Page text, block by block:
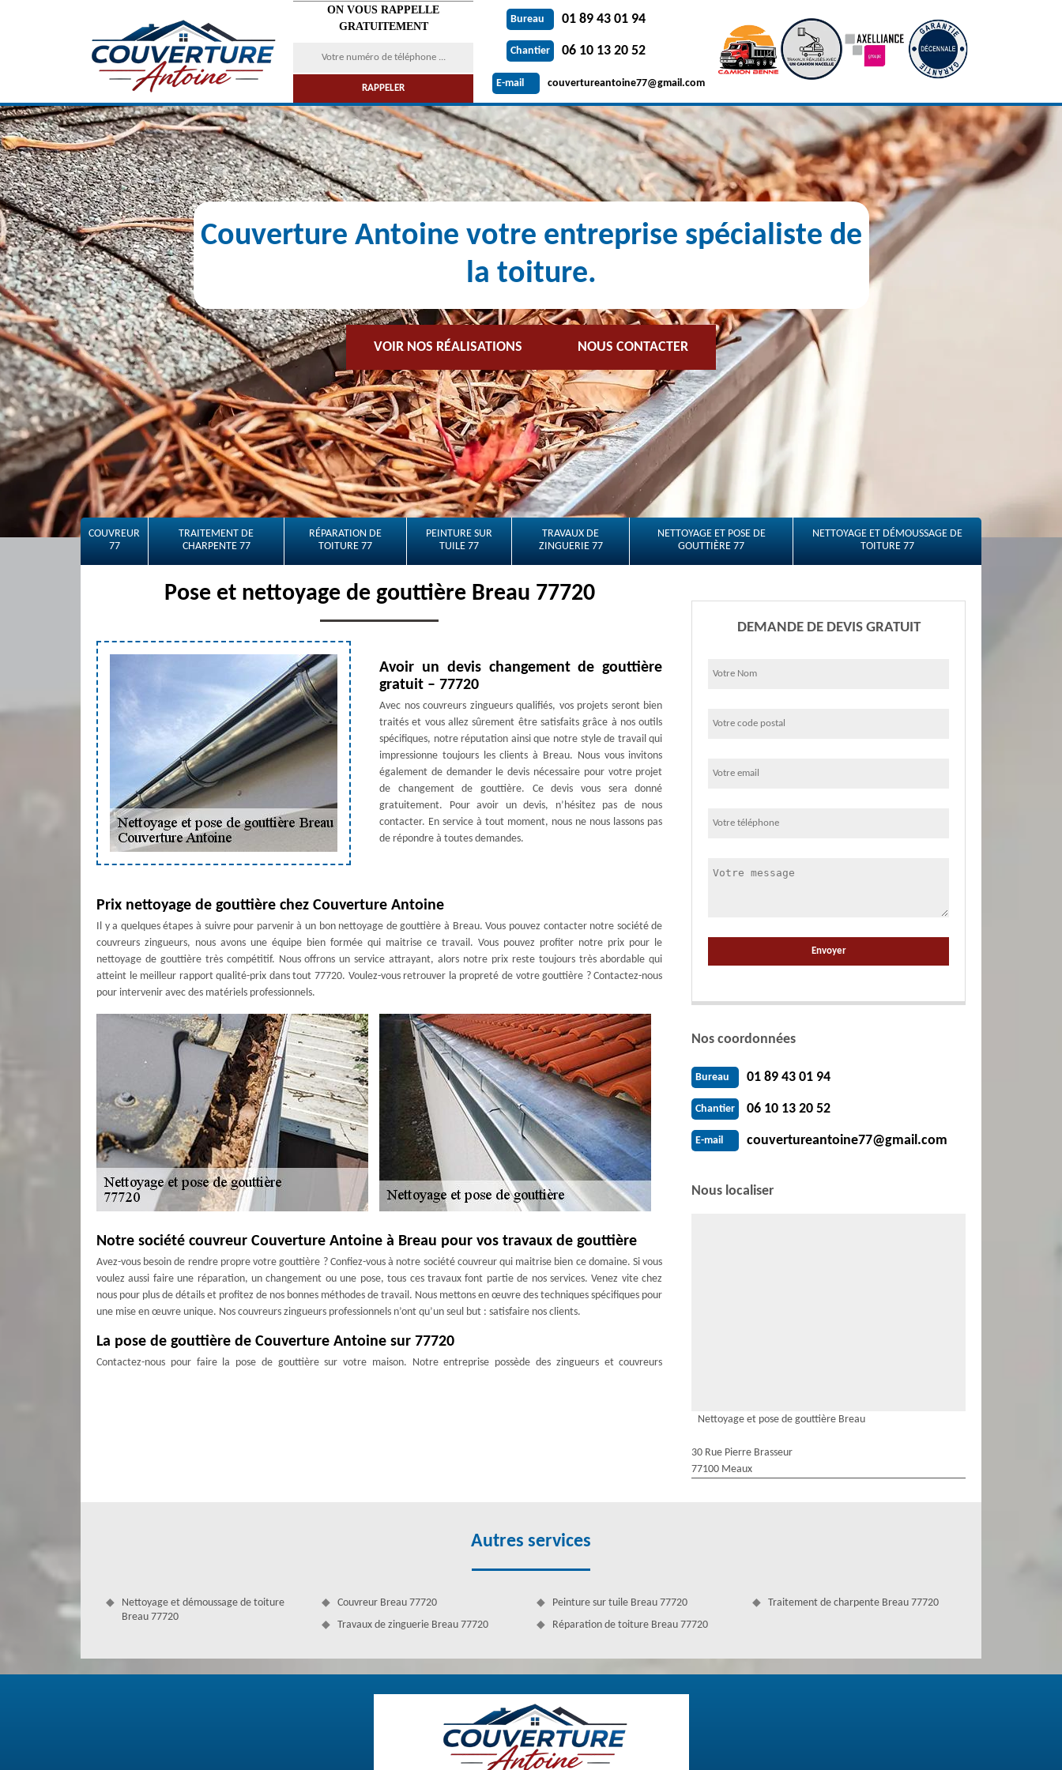
ON VOUS RAPPELLE
GRATUITEMENT
Bureau 01 89 43 01 94
Chantier 06 10 13 20 52
E-mail couvertureantoine77@gmail.com
Couverture Antoine votre entreprise spécialiste de
la toiture.
VOIR NOS RÉALISATIONS NOUS CONTACTER
COUVREUR
77
TRAITEMENT DE
CHARPENTE 77
RÉPARATION DE
TOITURE 77
PEINTURE SUR
TUILE 77
TRAVAUX DE
ZINGUERIE 77
NETTOYAGE ET POSE DE
GOUTTIÈRE 77
NETTOYAGE ET DÉMOUSSAGE DE
TOITURE 77
Pose et nettoyage de gouttière Breau 77720
Avoir un devis changement de gouttière
gratuit – 77720
Avec nos couvreurs zingueurs qualifiés, vos projets seront bien
traités et vous allez sûrement être satisfaits grâce à nos outils
spécifiques, notre réputation ainsi que notre style de travail qui
impressionne toujours les clients à Breau. Nous vous invitons
également de demander le devis nécessaire pour votre projet
de changement de gouttière. Ce devis vous sera donné
gratuitement. Pour avoir un devis, n’hésitez pas de nous
contacter. En service à tout moment, nous ne nous lassons pas
de répondre à toutes demandes.
Prix nettoyage de gouttière chez Couverture Antoine
Il y a quelques étapes à suivre pour parvenir à un bon nettoyage de gouttière à Breau. Vous pouvez contacter notre société de
couvreurs zingueurs, nous avons une équipe bien formée qui maitrise ce travail. Vous pouvez profiter notre prix pour le
nettoyage de gouttière très compétitif. Nous offrons un service attrayant, alors notre prix reste toujours très abordable qui
atteint le meilleur rapport qualité-prix dans tout 77720. Voulez-vous retrouver la propreté de votre gouttière ? Contactez-nous
pour intervenir avec des matériels professionnels.
Notre société couvreur Couverture Antoine à Breau pour vos travaux de gouttière
Avez-vous besoin de rendre propre votre gouttière ? Confiez-vous à notre société couvreur qui maitrise bien ce domaine. Si vous
voulez aussi faire une réparation, un changement ou une pose, tous ces travaux font partie de nos services. Venez vite chez
nous pour plus de détails et profitez de nos bonnes méthodes de travail. Nous mettons en œuvre des techniques spécifiques pour
une mise en œuvre unique. Nos couvreurs zingueurs professionnels n’ont qu’un seul but : satisfaire nos clients.
La pose de gouttière de Couverture Antoine sur 77720
Contactez-nous pour faire la pose de gouttière sur votre maison. Notre entreprise possède des zingueurs et couvreurs
Une réparation de gouttière performante
en mauvais état, elle ne peut plus fonctionner convenablement. Dès que vous constatez une partie ou des pièces anormales sur
votre gouttière, pensez de contacter des couvreurs zingueurs professionnels comme chez Couverture Antoine. La réparation de
gouttière est très importante pour éviter des dommages de plus pour le bâtiment, le jardin et les entourages. Vous pouvez nous
DEMANDE DE DEVIS GRATUIT
Nos coordonnées
Bureau 01 89 43 01 94
Chantier 06 10 13 20 52
E-mail couvertureantoine77@gmail.com
Nous localiser
Nettoyage et pose de gouttière Breau
30 Rue Pierre Brasseur
77100 Meaux
Autres services
Nettoyage et démoussage de toiture
Breau 77720
Couvreur Breau 77720
Travaux de zinguerie Breau 77720
Peinture sur tuile Breau 77720
Réparation de toiture Breau 77720
Traitement de charpente Breau 77720